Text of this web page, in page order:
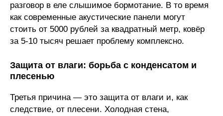
разговор в еле слышимое бормотание. В то время
как современные акустические панели могут
стоить от 5000 рублей за квадратный метр, ковёр
за 5-10 тысяч решает проблему комплексно.
Защита от влаги: борьба с конденсатом и
плесенью
Третья причина — это защита от влаги и, как
следствие, от плесени. Холодная стена,